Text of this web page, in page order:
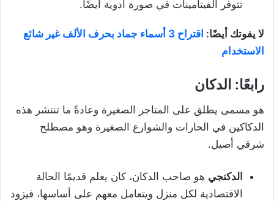
تتوفر الفيتامينات في صورة أدوية أيضًا.
لا يفوتك أيضًا:
اقتراح 3 أسماء جماد بحرف الألف غير شائع
الاستخدام
رابعًا: الدكان
هو مسمى يطلق على المتاجر الصغيرة وعادةً ما تنتشر هذه
الدكاكين في الحارات والشوارع الصغيرة وهو مصطلح
شرقي أصيل.
الدكنجي هو صاحب الدكان، كان يعلم قديمًا الحالة
الاقتصادية لكل منزل ويتعامل معهم على أساسها، فيزود